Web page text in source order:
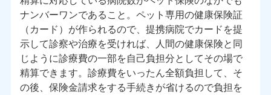
ナンバーワンであること。ペット専用の健康保険証
（カード）が作られるので、提携病院でカードを提
示して診察や治療を受ければ、人間の健康保険と同
じように診療費の一部を自己負担分としてその場で
精算できます。診療費をいったん全額負担して、そ
の後、保険金請求をする手続きが省けるので負担を